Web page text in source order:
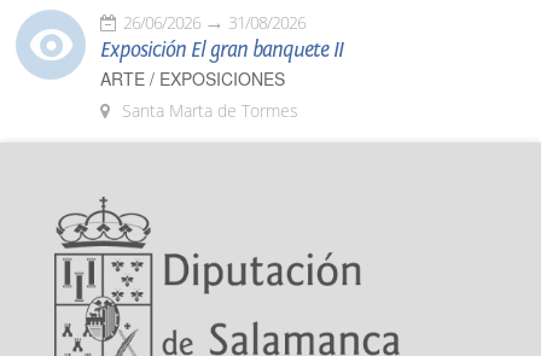
26/06/2026 31/08/2026
Exposición El gran banquete II
ARTE / EXPOSICIONES
Santa Marta de Tormes